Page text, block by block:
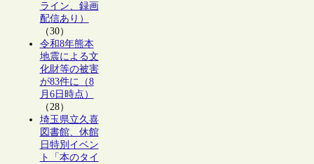
ライン、録画
配信あり）
（30）
令和8年熊本
地震による文
化財等の被害
が83件に（8
月6日時点）
（28）
埼玉県立久喜
図書館、休館
日特別イベン
ト「本のタイ